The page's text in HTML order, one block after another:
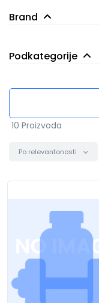
0 500
Brand
Podkategorije
10 Proizvoda
Po relevantonosti